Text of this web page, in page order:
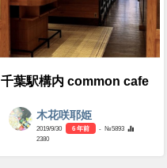
千葉駅構内 common cafe
木花咲耶姫
2019/9/30 6 年前
- №5893
2380